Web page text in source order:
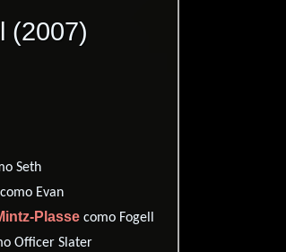
(2007)
Seth
como Evan
Plasse como Fogell
Officer Slater
01 hr 53